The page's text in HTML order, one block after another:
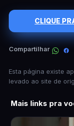
CLIQUE
Compartilhar
Esta página existe
levado ao site de
Mais links pra